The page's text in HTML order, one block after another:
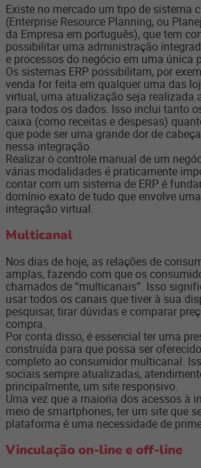
Existe no mercado um tipo de sistema
(Enterprise Resource Planning, ou
da Empresa em português), que tem
possibilitar uma administração
e processos do negócio em uma única
Os sistemas ERP possibilitam, por
venda for feita em qualquer uma das
virtual, uma atualização seja realizada
para todos os dados. Isso inclui tanto
caixa (como receitas e despesas)
que pode ser uma grande dor de
nessa integração.
Realizar o controle manual de um
várias modalidades é praticamente
contar com um sistema de ERP é
domínio exato de tudo que envolve
integração virtual.
Multicanal
Nos dias de hoje, as relações de
amplas, fazendo com que os
chamados de “multicanais”. Isso
usar todos os canais que tiver à sua
pesquisar, tirar dúvidas e comparar
compra.
Por conta disso, é essencial ter uma
construída para que possa ser
completo ao consumidor multicanal.
sociais sempre atualizadas,
principalmente, um site responsivo.
Uma vez que a maioria dos acessos à
meio de smartphones, ter um site que
plataforma é uma necessidade de
Vinculação on-line e off-line